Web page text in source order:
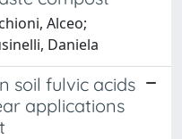
Alceo;
Daniela
soil fulvic acids
applications